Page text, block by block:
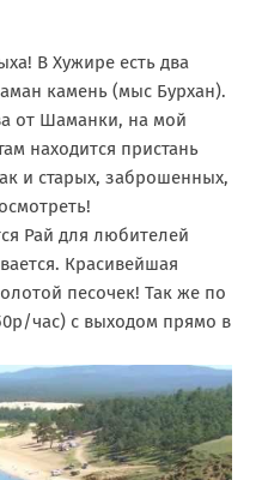
В Хужире есть два
камень (мыс Бурхан).
от Шаманки, на мой
находится пристань
и старых, заброшенных,
Рай для любителей
Красивейшая
песочек! Так же по
час) с выходом прямо в